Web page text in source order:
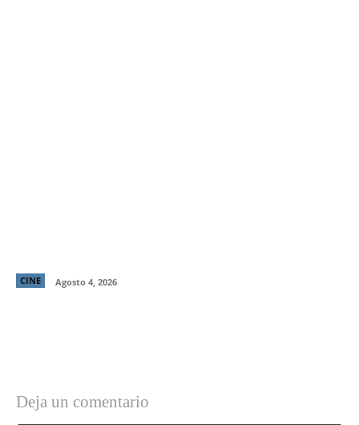
CINE Agosto 4, 2026
Deja un comentario